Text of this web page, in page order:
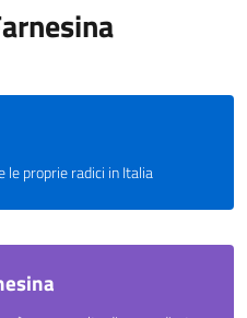
le proprie radici in Italia